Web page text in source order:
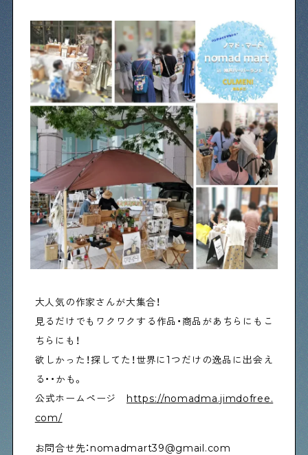
下町くらし不動産
物件情報やリノベーション事例を紹介します
下町日記
下町に暮らす人たちに日記を書いてもらいました
下町の店≒家
下町ならではの家みたいな店を紹介する記事です
下町の特集記事です
下町コラム
下町の「あの人」×「あの人」の科学反応を楽しむ企
大人気の作家さんが大集合！
見るだけでもワクワクする作品・商品があちらにもこ
ちらにも！
欲しかった！探してた！世界に1つだけの逸品に出会え
る・・かも。
公式ホームページhttps://nomadma.jimdofree.
com/
お問合せ先：nomadmart39@gmail.com